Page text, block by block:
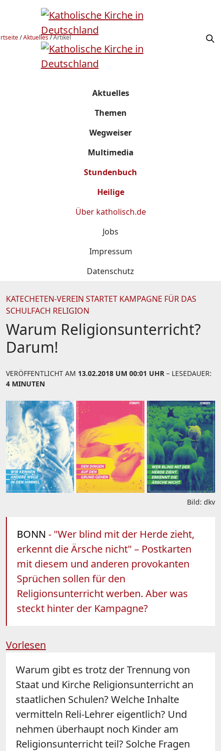
/Aktuelles/Artikel
Aktuelles
Themen
Wegweiser
Multimedia
Stundenbuch
Heilige
Über katholisch.de
Jobs
Impressum
Datenschutz
KATECHETEN-VEREIN STARTET KAMPAGNE FÜR DAS
SCHULFACH RELIGION
Warum Religionsunterricht?
Darum!
VERÖFFENTLICHT AM 13.02.2018 UM 00:01 UHR – LESEDAUER:
4 MINUTEN
Bild: dkv
BONN - "Wer blind mit der Herde zieht,
erkennt die Ärsche nicht" – Postkarten
mit diesem und anderen provokanten
Sprüchen sollen für den
Religionsunterricht werben. Aber was
steckt hinter der Kampagne?
Vorlesen
Warum gibt es trotz der Trennung von
Staat und Kirche Religionsunterricht an
staatlichen Schulen? Welche Inhalte
vermitteln Reli-Lehrer eigentlich? Und
nehmen überhaupt noch Kinder am
Religionsunterricht teil? Solche Fragen